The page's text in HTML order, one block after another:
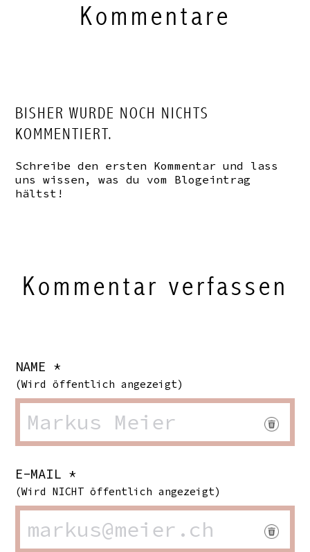
Kommentare
BISHER WURDE NOCH NICHTS
KOMMENTIERT.
Schreibe den ersten Kommentar und lass
uns wissen, was du vom Blogeintrag
hältst!
Kommentar verfassen
NAME *
(Wird öffentlich angezeigt)
E-MAIL *
(Wird NICHT öffentlich angezeigt)